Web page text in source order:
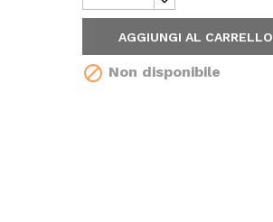
AGGIUNGI AL CARRELLO
 Non disponibile